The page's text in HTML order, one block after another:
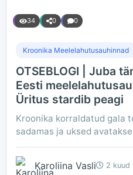
34 0 0
Kroonika Meelelahutusauhinnad
OTSEBLOGI | Juba
Eesti
Üritus stardib peagi
Kroonika korraldatud gala
sadamas ja uksed
Karoliina Vasli 2 kuud